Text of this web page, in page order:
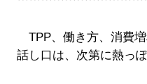
TPP、働き方、消費
話し口は、次第に熱っ